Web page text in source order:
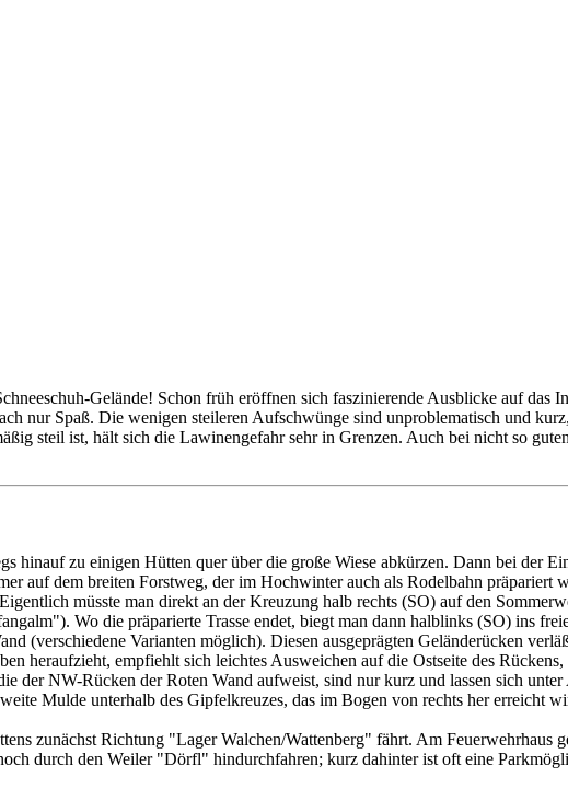
Gelände! Schon früh eröffnen sich faszinierende Ausblicke auf
nur Spaß. Die wenigen steileren Aufschwünge sind unproblematisch und
steil ist, hält sich die Lawinengefahr sehr in Grenzen. Auch bei nicht so
hinauf zu einigen Hütten quer über die große Wiese abkürzen. Dann bei der
auf dem breiten Forstweg, der im Hochwinter auch als Rodelbahn
müsste man direkt an der Kreuzung halb rechts (SO) auf den
Wo die präparierte Trasse endet, biegt man dann halblinks (SO) ins
(verschiedene Varianten möglich). Diesen ausgeprägten Geländerücken
heraufzieht, empfiehlt sich leichtes Ausweichen auf die Ostseite des
der NW-Rücken der Roten Wand aufweist, sind nur kurz und lassen sich
Mulde unterhalb des Gipfelkreuzes, das im Bogen von rechts her erreicht
zunächst Richtung "Lager Walchen/Wattenberg" fährt. Am
durch den Weiler "Dörfl" hindurchfahren; kurz dahinter ist oft eine